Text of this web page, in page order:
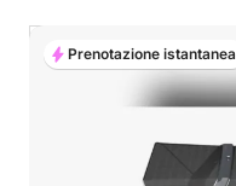
Prenotazione istantanea